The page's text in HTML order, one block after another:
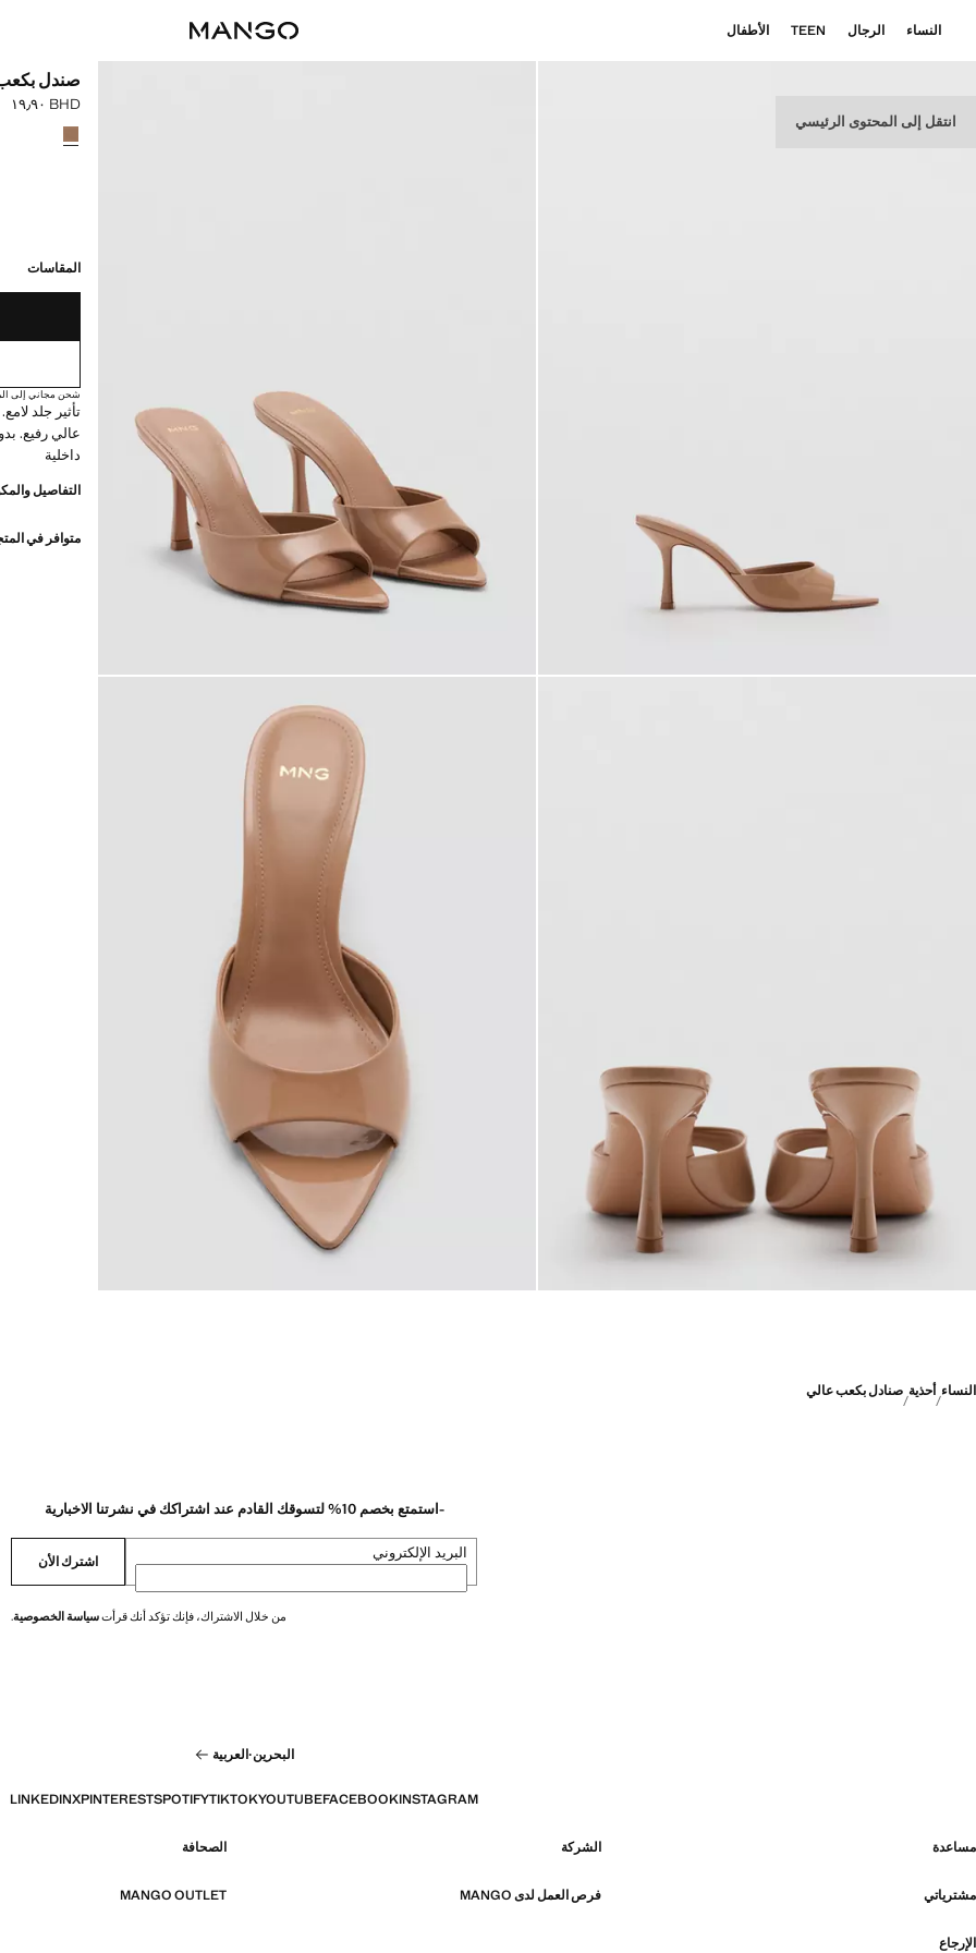
انتقل إلى المحتوى الرئيسي
النساء الرجال TEEN الأطفال
صندل
السعر الحالي [BHD ١٩٫٩٠ ]
BHD ١٩٫٩٠
حدد اللون
المقاسات
شحن مجاني إلى
تأثير جلد
داخلية
التفاصيل
متوافر في
النساء أحذية صنادل بكعب عالي
-استمتع بخصم 10% لتسوقك القادم عند اشتراكك في نشرتنا الاخبارية
البريد الإلكتروني اشترك الأن
من خلال الاشتراك، فإنك تؤكد أنك قرأتسياسة الخصوصية.
البحرين·العربية
INSTAGRAM
FACEBOOK
YOUTUBE
TIKTOK
SPOTIFY
PINTEREST
X
LINKEDIN
مساعدة الشركة الصحافة
مشترياتي فرص العمل لدى MANGO MANGO OUTLET
الإرجاع